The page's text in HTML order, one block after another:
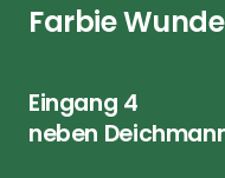
Farbie
Eingang 4
neben